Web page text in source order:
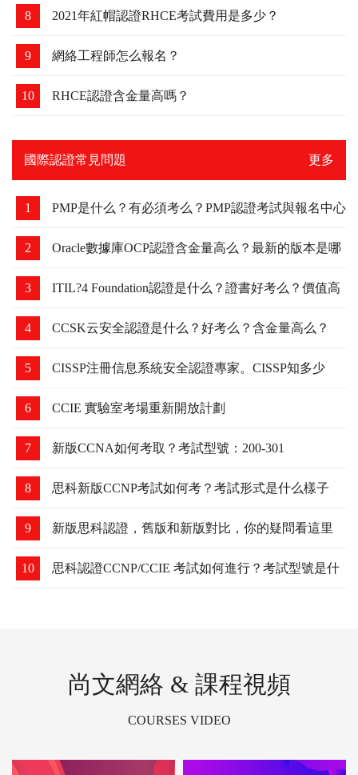
8 2021年紅帽認證RHCE考試費用是多少？
9 網絡工程師怎么報名？
10 RHCE認證含金量高嗎？
國際認證常見問題 更多
1 PMP是什么？有必須考么？PMP認證考試與報名中心
2 Oracle數據庫OCP認證含金量高么？最新的版本是哪
個？
3 ITIL?4 Foundation認證是什么？證書好考么？價值高
么？
4 CCSK云安全認證是什么？好考么？含金量高么？
5 CISSP注冊信息系統安全認證專家。CISSP知多少
6 CCIE 實驗室考場重新開放計劃
7 新版CCNA如何考取？考試型號：200-301
8 思科新版CCNP考試如何考？考試形式是什么樣子
的？
9 新版思科認證，舊版和新版對比，你的疑問看這里
10 思科認證CCNP/CCIE 考試如何進行？考試型號是什
尚文網絡 & 課程視頻
COURSES VIDEO